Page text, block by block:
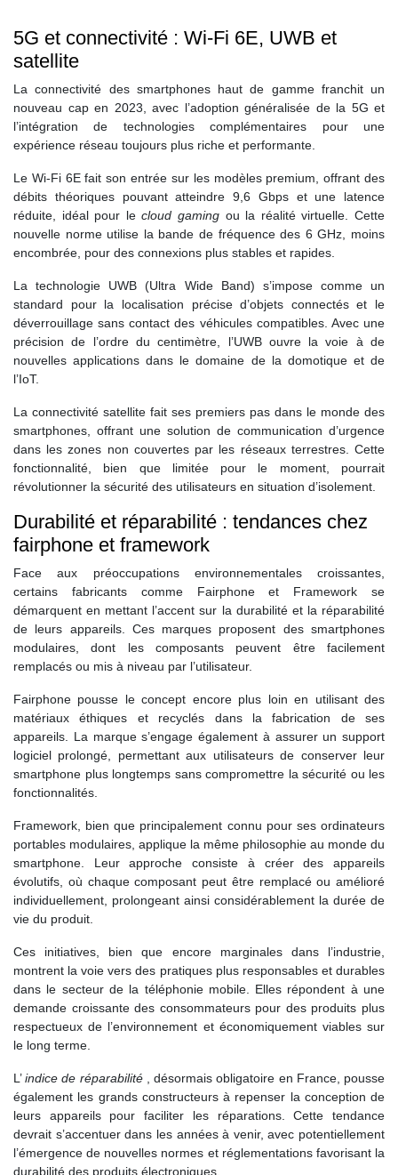
5G et connectivité : Wi-Fi 6E, UWB et
satellite
La connectivité des smartphones haut de gamme franchit un
nouveau cap en 2023, avec l’adoption généralisée de la 5G et
l’intégration de technologies complémentaires pour une
expérience réseau toujours plus riche et performante.
Le Wi-Fi 6E fait son entrée sur les modèles premium, offrant des
débits théoriques pouvant atteindre 9,6 Gbps et une latence
réduite, idéal pour lecloud gaming ou la réalité virtuelle. Cette
nouvelle norme utilise la bande de fréquence des 6 GHz, moins
encombrée, pour des connexions plus stables et rapides.
La technologie UWB (Ultra Wide Band) s’impose comme un
standard pour la localisation précise d’objets connectés et le
déverrouillage sans contact des véhicules compatibles. Avec une
précision de l’ordre du centimètre, l’UWB ouvre la voie à de
nouvelles applications dans le domaine de la domotique et de
l’IoT.
La connectivité satellite fait ses premiers pas dans le monde des
smartphones, offrant une solution de communication d’urgence
dans les zones non couvertes par les réseaux terrestres. Cette
fonctionnalité, bien que limitée pour le moment, pourrait
révolutionner la sécurité des utilisateurs en situation d’isolement.
Durabilité et réparabilité : tendances chez
fairphone et framework
Face aux préoccupations environnementales croissantes,
certains fabricants comme Fairphone et Framework se
démarquent en mettant l’accent sur la durabilité et la réparabilité
de leurs appareils. Ces marques proposent des smartphones
modulaires, dont les composants peuvent être facilement
remplacés ou mis à niveau par l’utilisateur.
Fairphone pousse le concept encore plus loin en utilisant des
matériaux éthiques et recyclés dans la fabrication de ses
appareils. La marque s’engage également à assurer un support
logiciel prolongé, permettant aux utilisateurs de conserver leur
smartphone plus longtemps sans compromettre la sécurité ou les
fonctionnalités.
Framework, bien que principalement connu pour ses ordinateurs
portables modulaires, applique la même philosophie au monde du
smartphone. Leur approche consiste à créer des appareils
évolutifs, où chaque composant peut être remplacé ou amélioré
individuellement, prolongeant ainsi considérablement la durée de
vie du produit.
Ces initiatives, bien que encore marginales dans l’industrie,
montrent la voie vers des pratiques plus responsables et durables
dans le secteur de la téléphonie mobile. Elles répondent à une
demande croissante des consommateurs pour des produits plus
respectueux de l’environnement et économiquement viables sur
le long terme.
L’indice de réparabilité
, désormais obligatoire en France, pousse
également les grands constructeurs à repenser la conception de
leurs appareils pour faciliter les réparations. Cette tendance
devrait s’accentuer dans les années à venir, avec potentiellement
l’émergence de nouvelles normes et réglementations favorisant la
durabilité des produits électroniques.